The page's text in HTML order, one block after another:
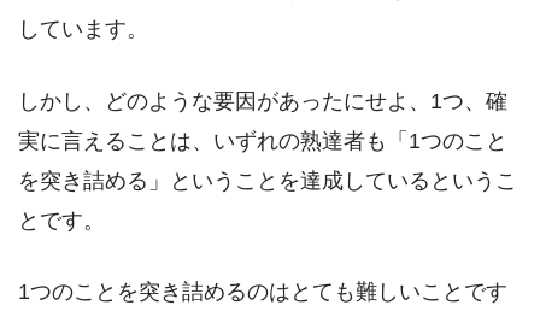
しています。
しかし、どのような要因があったにせよ、1つ、確
実に言えることは、いずれの熟達者も「1つのこと
を突き詰める」ということを達成しているというこ
とです。
1つのことを突き詰めるのはとても難しいことです